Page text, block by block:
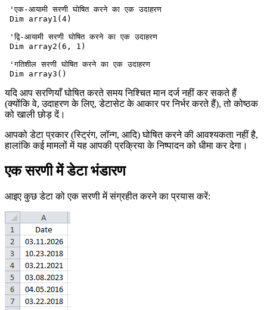
'एक-आयामी सरणी घोषित करने का एक उदाहरण
Dim array1(4)
'द्वि-आयामी सरणी घोषित करने का एक उदाहरण
Dim array2(6, 1)
'गतिशील सरणी घोषित करने का एक उदाहरण
यदि आप सरणियाँ घोषित करते समय निश्चित मान दर्ज नहीं कर सकते हैं
(क्योंकि वे, उदाहरण के लिए, डेटासेट के आकार पर निर्भर करते हैं), तो कोष्ठक
को खाली छोड़ दें।
आपको डेटा प्रकार (स्ट्रिंग, लॉन्ग, आदि) घोषित करने की आवश्यकता नहीं है,
हालांकि कई मामलों में यह आपकी प्रक्रिया के निष्पादन को धीमा कर देगा।
एक सरणी में डेटा भंडारण
आइए कुछ डेटा को एक सरणी में संग्रहीत करने का प्रयास करें: